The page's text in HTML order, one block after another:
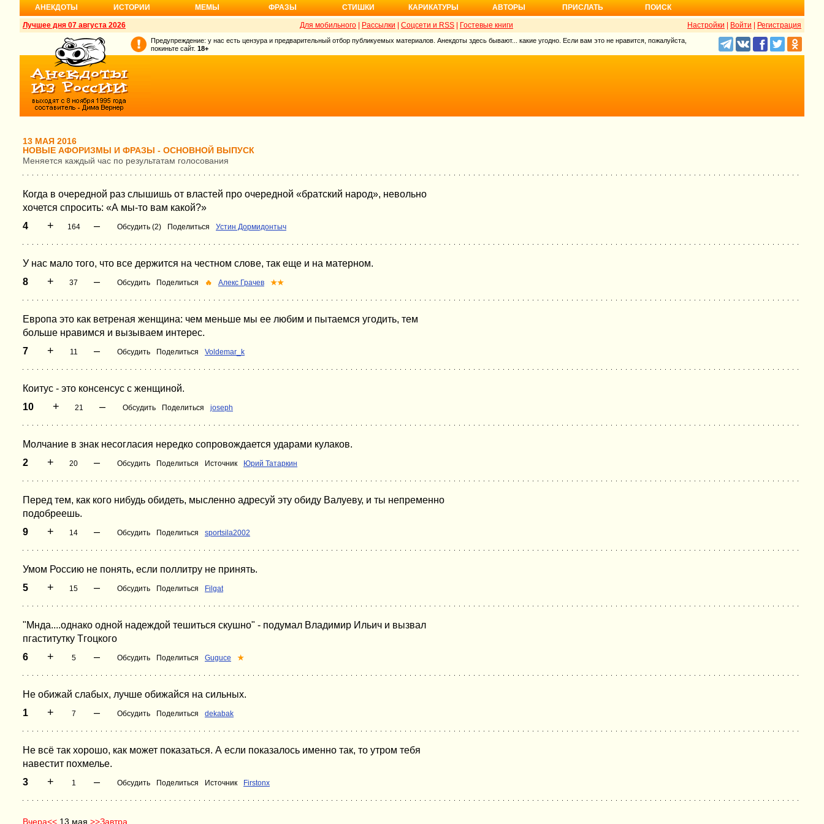
АНЕКДОТЫ ИСТОРИИ МЕМЫ ФРАЗЫ СТИШКИ КАРИКАТУРЫ АВТОРЫ ПРИСЛАТЬ ПОИСК
Лучшее дня 07 августа 2026 Настройки Войти Регистрация
Для мобильного Рассылки Соцсети и RSS Гостевые книги
Предупреждение: у нас есть цензура и предварительный отбор публикуемых материалов. Анекдоты здесь бывают... какие угодно. Если вам это не нравится, пожалуйста,
покиньте сайт. 18+
13 МАЯ 2016
НОВЫЕ АФОРИЗМЫ И ФРАЗЫ - ОСНОВНОЙ ВЫПУСК
Меняется каждый час по результатам голосования
Когда в очередной раз слышишь от властей про очередной «братский народ», невольно
хочется спросить: «А мы-то вам какой?»
4
+ 164 – Обсудить (2) Поделиться Устин Дормидонтыч
У нас мало того, что все держится на честном слове, так еще и на матерном.
8
+ 37 – Обсудить Поделиться 🔥 Алекс Грачев ★★
Европа это как ветреная женщина: чем меньше мы ее любим и пытаемся угодить, тем
больше нравимся и вызываем интерес.
7
+ 11 – Обсудить Поделиться Voldemar_k
Коитус - это консенсус с женщиной.
10
+ 21 – Обсудить Поделиться joseph
Молчание в знак несогласия нередко сопровождается ударами кулаков.
2
+ 20 – Обсудить Поделиться Источник Юрий Татаркин
Перед тем, как кого нибудь обидеть, мысленно адресуй эту обиду Валуеву, и ты непременно
подобреешь.
9
+ 14 – Обсудить Поделиться sportsila2002
Умом Россию не понять, если поллитру не принять.
5
+ 15 – Обсудить Поделиться Filgat
"Мнда....однако одной надеждой тешиться скушно" - подумал Владимир Ильич и вызвал
пгаститутку Тгоцкого
6
+ 5 – Обсудить Поделиться Guguce ★
Не обижай слабых, лучше обижайся на сильных.
1
+ 7 – Обсудить Поделиться dekabak
Не всё так хорошо, как может показаться. А если показалось именно так, то утром тебя
навестит похмелье.
3
+ 1 – Обсудить Поделиться Источник Firstonx
Вчера<< 13 мая >>Завтра